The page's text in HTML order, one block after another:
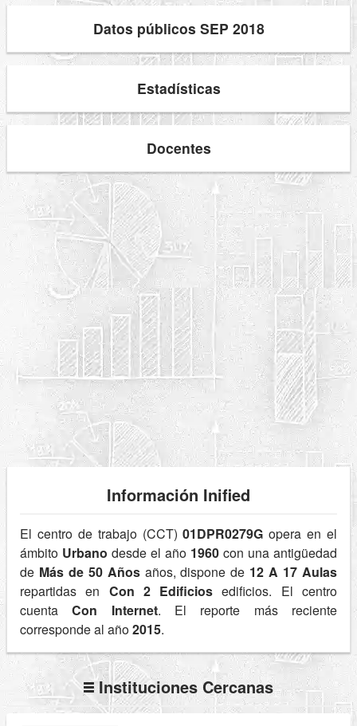
Datos públicos SEP 2018
Estadísticas
Docentes
Información Inified
El centro de trabajo (CCT)01DPR0279G opera en el
ámbito Urbano desde el año 1960 con una antigüedad
de Más de 50 Añosaños, dispone de 12 A 17 Aulas
repartidas en Con 2 Edificios edificios. El centro
cuentaCon Internet. El reporte más reciente
corresponde al año2015.
Instituciones Cercanas